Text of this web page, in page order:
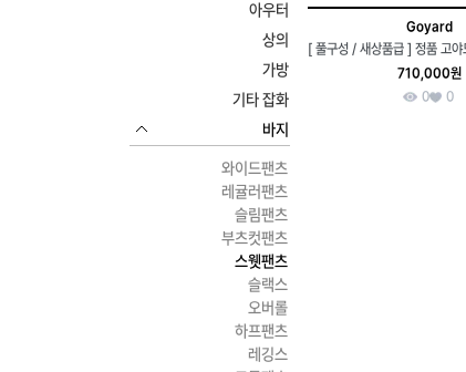
아우터
상의
가방
기타 잡화
바지
와이드팬츠
레귤러팬츠
슬림팬츠
부츠컷팬츠
스웻팬츠
슬랙스
오버롤
하프팬츠
레깅스
Goyard
710,000원
0
0